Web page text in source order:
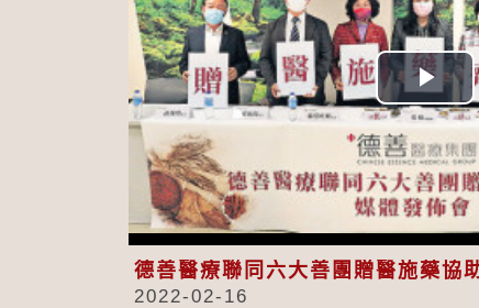
德善醫療聯同六大善團贈醫施藥協
2022-02-16